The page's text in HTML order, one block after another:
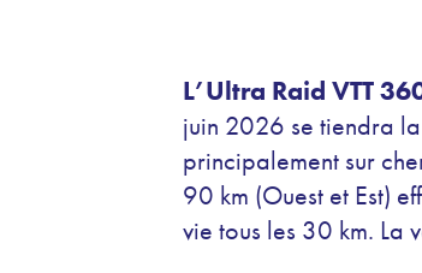
L’Ultra Raid VTT
juin 2026 se tiendra l
principalement sur
90 km (Ouest et Est)
vie tous les 30 km. La